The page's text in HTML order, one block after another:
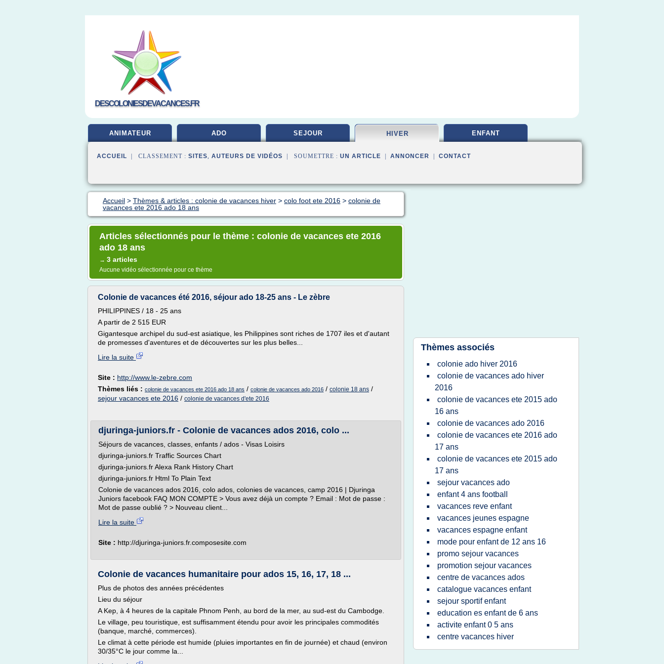
DESCOLONIESDEVACANCES.FR
ANIMATEUR ADO SEJOUR HIVER ENFANT
ACCUEIL | CLASSEMENT : SITES, AUTEURS DE VIDÉOS | SOUMETTRE : UN ARTICLE ANNONCER CONTACT
Accueil > Thèmes & articles : colonie de vacances hiver > colo foot ete 2016 > colonie de
vacances ete 2016 ado 18 ans
Articles sélectionnés pour le thème : colonie de vacances ete 2016
ado 18 ans
→ 3 articles
Aucune vidéo sélectionnée pour ce thème
Colonie de vacances été 2016, séjour ado 18-25 ans - Le zèbre
PHILIPPINES / 18 - 25 ans
A partir de 2 515 EUR
Gigantesque archipel du sud-est asiatique, les Philippines sont riches de 1707 iles et d'autant
de promesses d'aventures et de découvertes sur les plus belles...
Lire la suite
Site : http://www.le-zebre.com
Thèmes liés : colonie de vacances ete 2016 ado 18 ans / colonie de vacances ado 2016 / colonie 18 ans /
sejour vacances ete 2016 / colonie de vacances d'ete 2016
djuringa-juniors.fr - Colonie de vacances ados 2016, colo ...
Séjours de vacances, classes, enfants / ados - Visas Loisirs
djuringa-juniors.fr Traffic Sources Chart
djuringa-juniors.fr Alexa Rank History Chart
djuringa-juniors.fr Html To Plain Text
Colonie de vacances ados 2016, colo ados, colonies de vacances, camp 2016 | Djuringa
Juniors facebook FAQ MON COMPTE > Vous avez déjà un compte ? Email : Mot de passe :
Mot de passe oublié ? > Nouveau client...
Lire la suite
Site : http://djuringa-juniors.fr.composesite.com
Colonie de vacances humanitaire pour ados 15, 16, 17, 18 ...
Plus de photos des années précédentes
Lieu du séjour
A Kep, à 4 heures de la capitale Phnom Penh, au bord de la mer, au sud-est du Cambodge.
Le village, peu touristique, est suffisamment étendu pour avoir les principales commodités
(banque, marché, commerces).
Le climat à cette période est humide (pluies importantes en fin de journée) et chaud (environ
30/35°C le jour comme la...
Thèmes associés
colonie ado hiver 2016
colonie de vacances ado hiver
2016
colonie de vacances ete 2015 ado
16 ans
colonie de vacances ado 2016
colonie de vacances ete 2016 ado
17 ans
colonie de vacances ete 2015 ado
17 ans
sejour vacances ado
enfant 4 ans football
vacances reve enfant
vacances jeunes espagne
vacances espagne enfant
mode pour enfant de 12 ans 16
promo sejour vacances
promotion sejour vacances
centre de vacances ados
catalogue vacances enfant
sejour sportif enfant
education es enfant de 6 ans
activite enfant 0 5 ans
centre vacances hiver